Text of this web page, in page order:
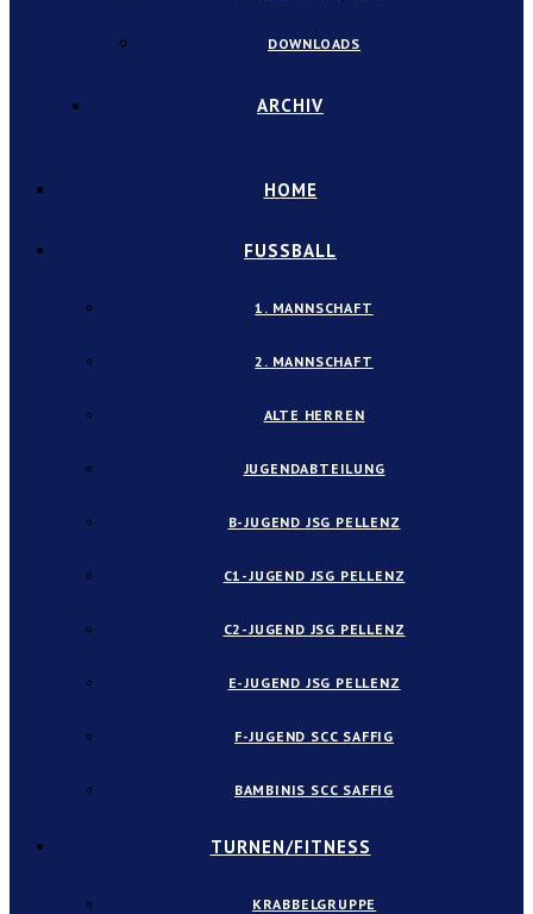
DOWNLOADS
ARCHIV
HOME
FUSSBALL
1. MANNSCHAFT
2. MANNSCHAFT
ALTE HERREN
JUGENDABTEILUNG
B-JUGEND JSG PELLENZ
C1-JUGEND JSG PELLENZ
C2-JUGEND JSG PELLENZ
E-JUGEND JSG PELLENZ
F-JUGEND SCC SAFFIG
BAMBINIS SCC SAFFIG
TURNEN/FITNESS
KRABBELGRUPPE